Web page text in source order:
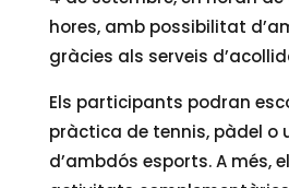
hores, amb possibilitat
gràcies als serveis
Els participants podran
pràctica de tennis, pàdel o
d’ambdós esports. A més,